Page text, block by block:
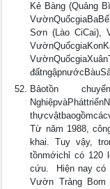
Kẻ Bàng (Quảng
Sơn (Lào CiCai),
Bảotồn
Từ năm 1988,
khai. Tuy vậy,
tồnmớichỉ có 120
cứu.  Hiện nay
Vườn Trảng Bom